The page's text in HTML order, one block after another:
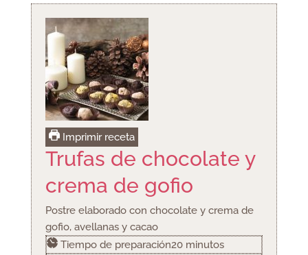
Imprimir receta
Trufas de chocolate y
crema de gofio
Postre elaborado con chocolate y crema de
gofio, avellanas y cacao
Tiempo de preparación20minutos
minutos